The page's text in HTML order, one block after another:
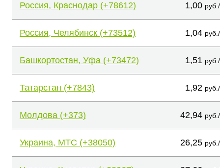
Россия, Краснодар (+78612) 1,00
Россия, Челябинск (+73512) 1,04
Башкортостан, Уфа (+73472) 1,51
Татарстан (+7843) 1,92
Молдова (+373) 42,94
Украина, МТС (+38050) 26,25